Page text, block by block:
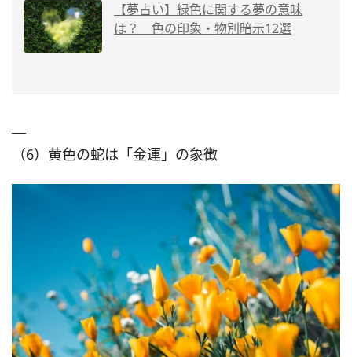
【夢占い】緑色に関する夢の意味
は？ 色の印象・物別暗示12選
（6）黄色の蛇は「金運」の象徴